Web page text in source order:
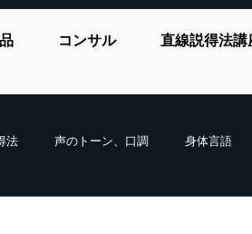
コンサル 直線説得法講
法 声のトーン、口調 身体言語